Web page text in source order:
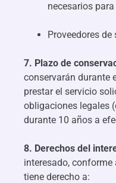
necesarios
Proveedores
7. Plazo de
conservarán durante
prestar el servicio
obligaciones legales
durante 10 años a
8. Derechos del
interesado, conforme
tiene derecho a: